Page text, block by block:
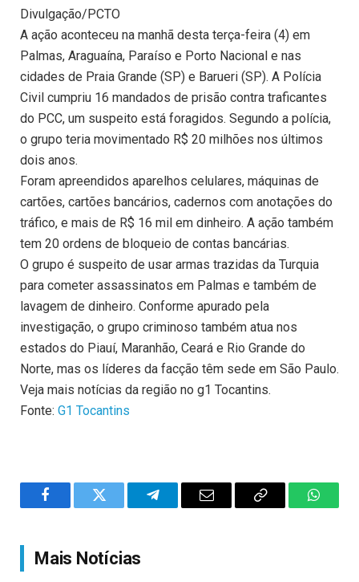
Divulgação/PCTO
A ação aconteceu na manhã desta terça-feira (4) em
Palmas, Araguaína, Paraíso e Porto Nacional e nas
cidades de Praia Grande (SP) e Barueri (SP). A Polícia
Civil cumpriu 16 mandados de prisão contra traficantes
do PCC, um suspeito está foragidos. Segundo a polícia,
o grupo teria movimentado R$ 20 milhões nos últimos
dois anos.
Foram apreendidos aparelhos celulares, máquinas de
cartões, cartões bancários, cadernos com anotações do
tráfico, e mais de R$ 16 mil em dinheiro. A ação também
tem 20 ordens de bloqueio de contas bancárias.
O grupo é suspeito de usar armas trazidas da Turquia
para cometer assassinatos em Palmas e também de
lavagem de dinheiro. Conforme apurado pela
investigação, o grupo criminoso também atua nos
estados do Piauí, Maranhão, Ceará e Rio Grande do
Norte, mas os líderes da facção têm sede em São Paulo.
Veja mais notícias da região no g1 Tocantins.
Fonte: G1 Tocantins
FacebookTwitter TelegramEmail
Copy
Mais Notícias